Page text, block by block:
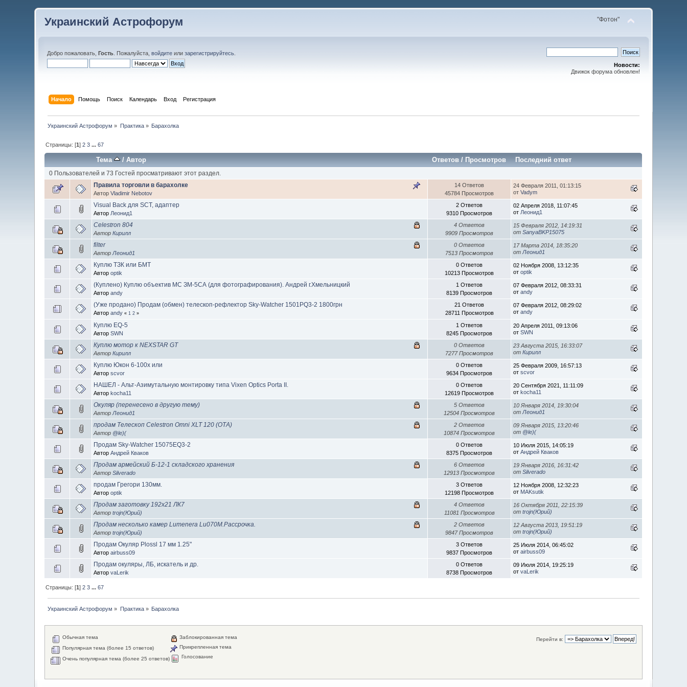
Украинский Астрофорум "Фотон"
Добро пожаловать,Гость . Пожалуйста,войдите илизарегистрируйтесь
Новости:
Движок форума обновлен!
Начало Помощь Поиск Календарь Вход Регистрация
Украинский Астрофорум » Практика» Барахолка
Страницы: [1]2 3 ...67
Тема /Автор Ответов /Просмотров Последний ответ
0 Пользователей и 73 Гостей просматривают этот раздел.
Правила торговли в барахолке
АвторVladimir Nebotov
14 Ответов
45784 Просмотров
24 Февраля 2011, 01:13:15
отVadym
Visual Back для SCT, адаптер
Автор Леонид1
2 Ответов
9310 Просмотров
02 Апреля 2018, 11:07:45
от Леонид1
Celestron 804
АвторКирилл
4 Ответов
9909 Просмотров
15 Февраля 2012, 14:19:31
отSanyaBKP15075
filter
АвторЛеонид1
0 Ответов
7513 Просмотров
17 Марта 2014, 18:35:20
отЛеонид1
Куплю ТЗК или БМТ
Авторoptik
0 Ответов
10213 Просмотров
02 Ноября 2008, 13:12:35
отoptik
(Куплено) Куплю объектив МС ЗМ-5СА (для фотографирования). Андрей г.Хмельницкий
Авторandy
1 Ответов
8139 Просмотров
07 Февраля 2012, 08:33:31
отandy
(Уже продано) Продам (обмен) телескоп-рефлектор Sky-Watcher 1501PQ3-2 1800грн
Авторandy « 1 2 »
21 Ответов
28711 Просмотров
07 Февраля 2012, 08:29:02
отandy
Куплю EQ-5
АвторSWN
1 Ответов
8245 Просмотров
20 Апреля 2011, 09:13:06
отSWN
Куплю мотор к NEXSTAR GT
АвторКирилл
0 Ответов
7277 Просмотров
23 Августа 2015, 16:33:07
отКирилл
Куплю Юкон 6-100х или
Авторscvor
0 Ответов
9634 Просмотров
25 Февраля 2009, 16:57:13
отscvor
НАШЕЛ - Альт-Азимутальную монтировку типа Vixen Optics Porta II.
Авторkocha11
0 Ответов
12619 Просмотров
20 Сентября 2021, 11:11:09
отkocha11
Окуляр (перенесено в другую тему)
АвторЛеонид1
5 Ответов
12504 Просмотров
10 Января 2014, 19:30:04
отЛеонид1
продам Телескоп Celestron Omni XLT 120 (ОТА)
Автор @le)(
2 Ответов
10874 Просмотров
09 Января 2015, 13:20:46
от @le)(
Продам Sky-Watcher 15075EQ3-2
АвторАндрей Кваков
0 Ответов
8375 Просмотров
10 Июля 2015, 14:05:19
отАндрей Кваков
Продам армейский Б-12-1 складского хранения
АвторSilverado
6 Ответов
12913 Просмотров
19 Января 2016, 16:31:42
отSilverado
продам Грегори 130мм.
Авторoptik
3 Ответов
12198 Просмотров
12 Ноября 2008, 12:32:23
от MAKsutik
Продам заготовку 192х21 ЛК7
Авторtrojn(Юрий)
4 Ответов
11081 Просмотров
16 Октября 2011, 22:15:39
отtrojn(Юрий)
Продам несколько камер Lumenera Lu070M.Рассрочка.
Авторtrojn(Юрий)
2 Ответов
9847 Просмотров
12 Августа 2013, 19:51:19
отtrojn(Юрий)
Продам Окуляр Plossl 17 мм 1.25"
Авторairbuss09
3 Ответов
9837 Просмотров
25 Июля 2014, 06:45:02
отairbuss09
Продам окуляры, ЛБ, искатель и др.
АвторvaLerik
0 Ответов
8738 Просмотров
09 Июля 2014, 19:25:19
отvaLerik
Страницы: [1]2 3 ...67
Украинский Астрофорум » Практика» Барахолка
Перейти в:
Обычная тема
Популярная тема (более 15 ответов)
Очень популярная тема (более 25 ответов)
Заблокированная тема
Прикрепленная тема
Голосование